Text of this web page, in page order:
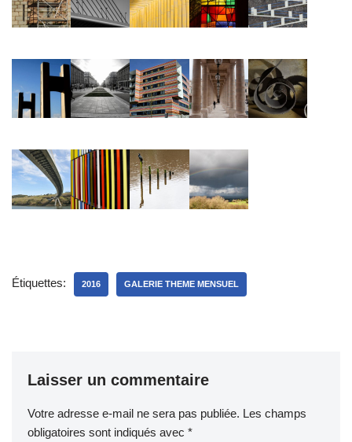
Étiquettes: 2016 GALERIE THEME MENSUEL
Laisser un commentaire
Votre adresse e-mail ne sera pas publiée. Les champs
obligatoires sont indiqués avec *